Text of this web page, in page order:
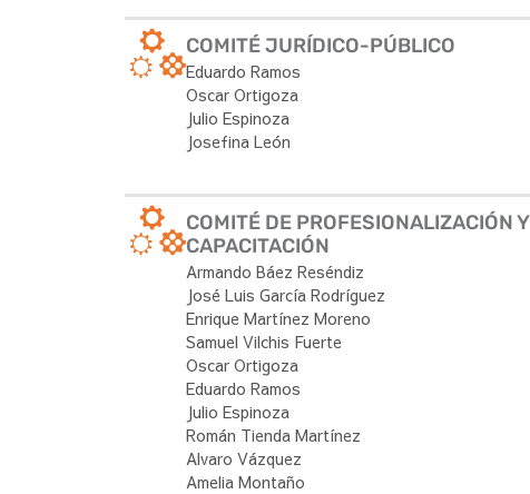
COMITÉ JURÍDICO-PÚBLICO
Eduardo Ramos
Oscar Ortigoza
Julio Espinoza
Josefina León
COMITÉ DE PROFESIONALIZACIÓN Y
CAPACITACIÓN
Armando Báez Reséndiz
José Luis García Rodríguez
Enrique Martínez Moreno
Samuel Vilchis Fuerte
Oscar Ortigoza
Eduardo Ramos
Julio Espinoza
Román Tienda Martínez
Alvaro Vázquez
Amelia Montaño